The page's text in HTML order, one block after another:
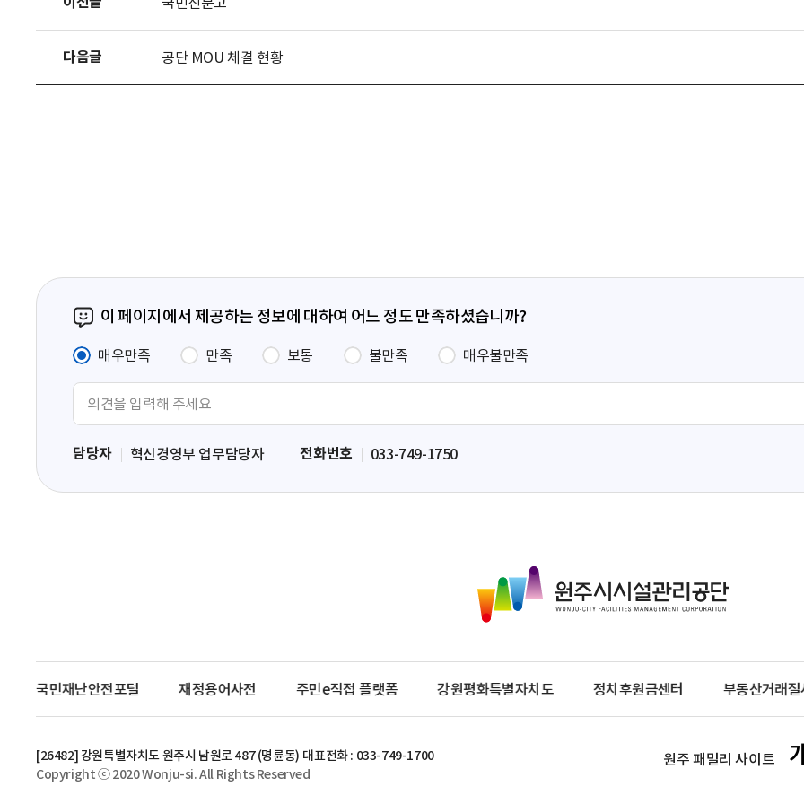
다음글 공단 MOU 체결 현황
이 페이지에서 제공하는 정보에 대하여 어느 정도 만족하셨습니까?
매우만족 만족 보통 불만족 매우불만족
력
담당자 혁신경영부 업무담당자 전화번호 033-749-1750
주
시
설
관
리
공
국민재난안전포털 재정용어사전 주민e직접 플랫폼 강원평화특별자치도 정치후원금센터 부동산거래
[26482] 강원특별자치도 원주시 남원로 487 (명륜동) 대표전화 : 033-749-1700
Copyright ⓒ 2020 Wonju-si. All Rights Reserved
원주 패밀리 사이트